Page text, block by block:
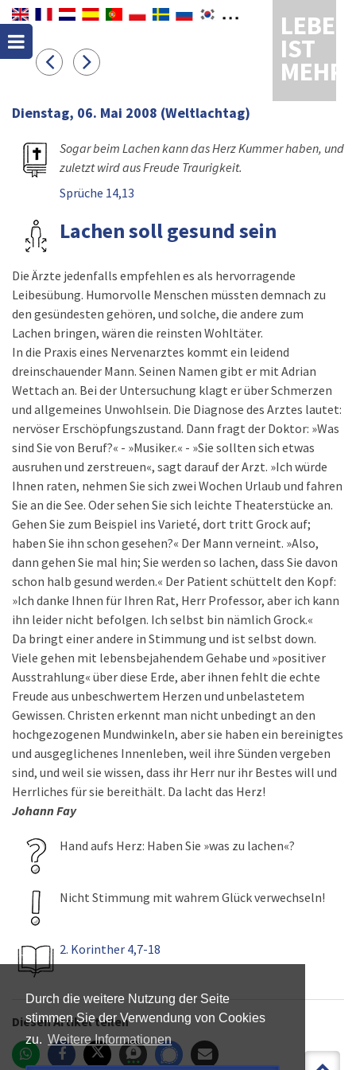
Durch die weitere Nutzung der Seite
stimmen Sie der Verwendung von Cookies
zu. Weitere Informationen
LEBEN
IST
MEHR
Dienstag, 06. Mai 2008 (Weltlachtag)
Sogar beim Lachen kann das Herz Kummer haben, und
zuletzt wird aus Freude Traurigkeit.
Sprüche 14,13
Lachen soll gesund sein
Die Ärzte jedenfalls empfehlen es als hervorragende
Leibesübung. Humorvolle Menschen müssten demnach zu
den gesündesten gehören, und solche, die andere zum
Lachen bringen, wären die reinsten Wohltäter.
In die Praxis eines Nervenarztes kommt ein leidend
dreinschauender Mann. Seinen Namen gibt er mit Adrian
Wettach an. Bei der Untersuchung klagt er über Schmerzen
und allgemeines Unwohlsein. Die Diagnose des Arztes lautet:
nervöser Erschöpfungszustand. Dann fragt der Doktor: »Was
sind Sie von Beruf?« - »Musiker.« - »Sie sollten sich etwas
ausruhen und zerstreuen«, sagt darauf der Arzt. »Ich würde
Ihnen raten, nehmen Sie sich zwei Wochen Urlaub und fahren
Sie an die See. Oder sehen Sie sich leichte Theaterstücke an.
Gehen Sie zum Beispiel ins Varieté, dort tritt Grock auf;
haben Sie ihn schon gesehen?« Der Mann verneint. »Also,
dann gehen Sie mal hin; Sie werden so lachen, dass Sie davon
schon halb gesund werden.« Der Patient schüttelt den Kopf:
»Ich danke Ihnen für Ihren Rat, Herr Professor, aber ich kann
ihn leider nicht befolgen. Ich selbst bin nämlich Grock.«
Da bringt einer andere in Stimmung und ist selbst down.
Viele gehen mit lebensbejahendem Gehabe und »positiver
Ausstrahlung« über diese Erde, aber ihnen fehlt die echte
Freude aus unbeschwertem Herzen und unbelastetem
Gewissen. Christen erkennt man nicht unbedingt an den
hochgezogenen Mundwinkeln, aber sie haben ein bereinigtes
und ausgeglichenes Innenleben, weil ihre Sünden vergeben
sind, und weil sie wissen, dass ihr Herr nur ihr Bestes will und
Herrliches für sie bereithält. Da lacht das Herz!
Johann Fay
Hand aufs Herz: Haben Sie »was zu lachen«?
Nicht Stimmung mit wahrem Glück verwechseln!
2. Korinther 4,7-18
Diesen Artikel teilen